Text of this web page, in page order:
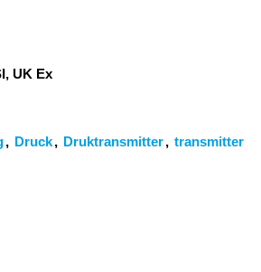
UK Ex
, Druck, Druktransmitter, transmitter